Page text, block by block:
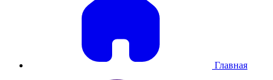
Главная